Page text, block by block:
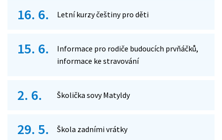
16. 6. Letní kurzy češtiny pro děti
15. 6.
Informace pro rodiče budoucích prvňáčků,
informace ke stravování
2. 6. Školička sovy Matyldy
29. 5. Škola zadními vrátky